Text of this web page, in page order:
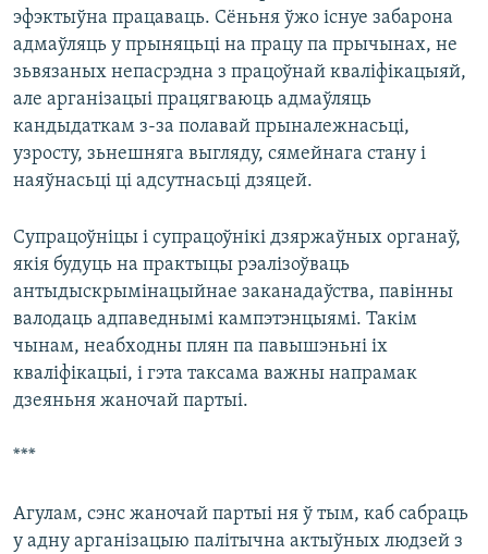
эфэктыўна працаваць. Сёньня ўжо існуе забарона
адмаўляць у прыняцьці на працу па прычынах, не
зьвязаных непасрэдна з працоўнай кваліфікацыяй,
але арганізацыі працягваюць адмаўляць
кандыдаткам з-за полавай прыналежнасьці,
узросту, зьнешняга выгляду, сямейнага стану і
наяўнасьці ці адсутнасьці дзяцей.
Супрацоўніцы і супрацоўнікі дзяржаўных органаў,
якія будуць на практыцы рэалізоўваць
антыдыскрымінацыйнае заканадаўства, павінны
валодаць адпаведнымі кампэтэнцыямі. Такім
чынам, неабходны плян па павышэньні іх
кваліфікацыі, і гэта таксама важны напрамак
дзеяньня жаночай партыі.
***
Агулам, сэнс жаночай партыі ня ў тым, каб сабраць
у адну арганізацыю палітычна актыўных людзей з